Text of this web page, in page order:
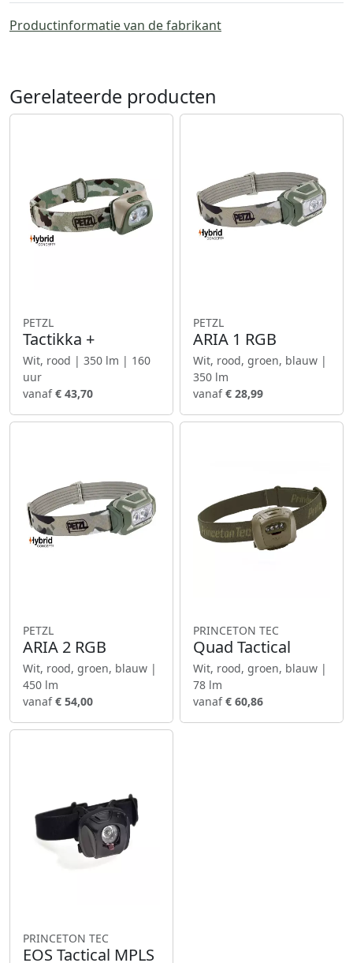
Productinformatie van de fabrikant
Gerelateerde producten
PETZL
Tactikka +
Wit, rood | 350 lm | 160
uur
vanaf€ 43,70
PETZL
ARIA 1 RGB
Wit, rood, groen, blauw |
350 lm
vanaf€ 28,99
PETZL
ARIA 2 RGB
Wit, rood, groen, blauw |
450 lm
vanaf€ 54,00
PRINCETON TEC
Quad Tactical
Wit, rood, groen, blauw |
78 lm
vanaf€ 60,86
PRINCETON TEC
EOS Tactical MPLS